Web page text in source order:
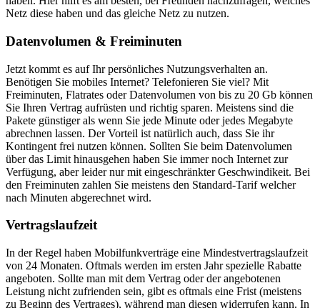
Netz diese haben und das gleiche Netz zu nutzen.
Datenvolumen & Freiminuten
Jetzt kommt es auf Ihr persönliches Nutzungsverhalten an.
Benötigen Sie mobiles Internet? Telefonieren Sie viel? Mit
Freiminuten, Flatrates oder Datenvolumen von bis zu 20 Gb können
Sie Ihren Vertrag aufrüsten und richtig sparen. Meistens sind die
Pakete günstiger als wenn Sie jede Minute oder jedes Megabyte
abrechnen lassen. Der Vorteil ist natürlich auch, dass Sie ihr
Kontingent frei nutzen können. Sollten Sie beim Datenvolumen
über das Limit hinausgehen haben Sie immer noch Internet zur
Verfügung, aber leider nur mit eingeschränkter Geschwindikeit. Bei
den Freiminuten zahlen Sie meistens den Standard-Tarif welcher
nach Minuten abgerechnet wird.
Vertragslaufzeit
In der Regel haben Mobilfunkverträge eine Mindestvertragslaufzeit
von 24 Monaten. Oftmals werden im ersten Jahr spezielle Rabatte
angeboten. Sollte man mit dem Vertrag oder der angebotenen
Leistung nicht zufrienden sein, gibt es oftmals eine Frist (meistens
zu Beginn des Vertrages), während man diesen widerrufen kann. In